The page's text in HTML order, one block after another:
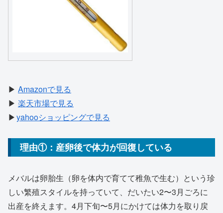
▶ Amazonで見る
▶ 楽天市場で見る
▶yahooショッピングで見る
理由①：産卵後で体力が回復している
メバルは卵胎生（卵を体内で育てて稚魚で生む）という珍
しい繁殖スタイルを持っていて、だいたい2〜3月ごろに
出産を終えます。4月下旬〜5月にかけては体力を取り戻